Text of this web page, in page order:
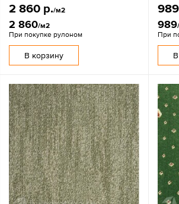
2 860 р./м2
2 860/м2
При покупке рулоном
В корзину
989
При